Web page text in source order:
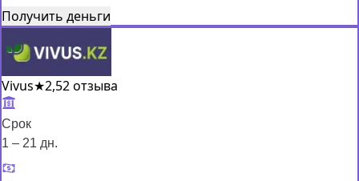
Получить деньги
Vivus★2,52 отзыва
Срок
1 – 21 дн.